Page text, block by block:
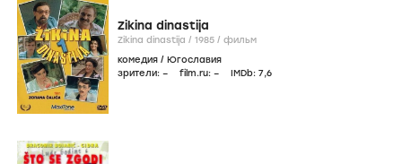
Zikina dinastija
Zikina dinastija / 1985 / фильм
комедия / Югославия
зрители: – film.ru: – IMDb: 7,6